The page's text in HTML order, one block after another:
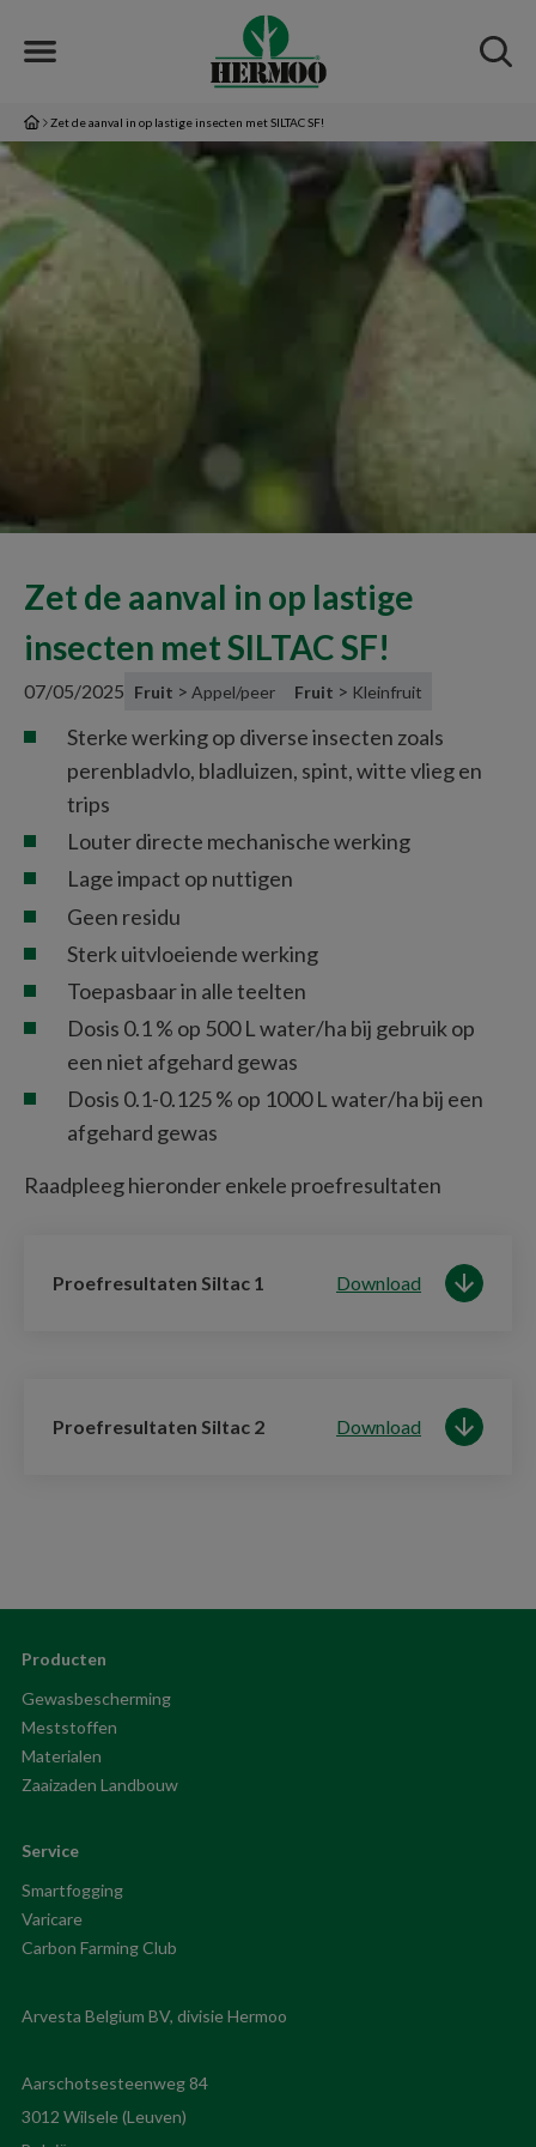
Zet de aanval in op lastige insecten met SILTAC SF!
Zet de aanval in op lastige
insecten met SILTAC SF!
07/05/2025 Fruit > Appel/peer Fruit > Kleinfruit
Sterke werking op diverse insecten zoals
perenbladvlo, bladluizen, spint, witte vlieg en
trips
Louter directe mechanische werking
Lage impact op nuttigen
Geen residu
Sterk uitvloeiende werking
Toepasbaar in alle teelten
Dosis 0.1 % op 500 L water/ha bij gebruik op
een niet afgehard gewas
Dosis 0.1-0.125 % op 1000 L water/ha bij een
afgehard gewas
Raadpleeg hieronder enkele proefresultaten
Proefresultaten Siltac 1 Download
Proefresultaten Siltac 2 Download
Producten
Gewasbescherming
Meststoffen
Materialen
Zaaizaden Landbouw
Service
Smartfogging
Varicare
Carbon Farming Club
Aarschotsesteenweg 84
3012 Wilsele (Leuven)